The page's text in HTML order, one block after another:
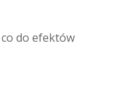
co do efektów